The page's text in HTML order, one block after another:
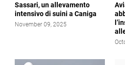
Sassari, un allevamento
intensivo di suini a Caniga
November 09, 2025